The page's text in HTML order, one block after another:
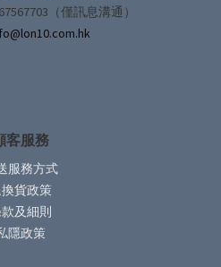
（僅訊息溝通）
客服務
服務方式
貨政策
及細則
隱政策